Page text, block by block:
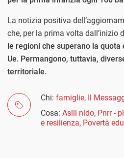
La notizia positiva
che, per la prima volta dall’inizio
le regioni che superano la quota
Ue. Permangono, tuttavia,
territoriale.
Chi: famiglie, Il
Cosa: Asili nido, Pnrr -
e resilienza, Povertà